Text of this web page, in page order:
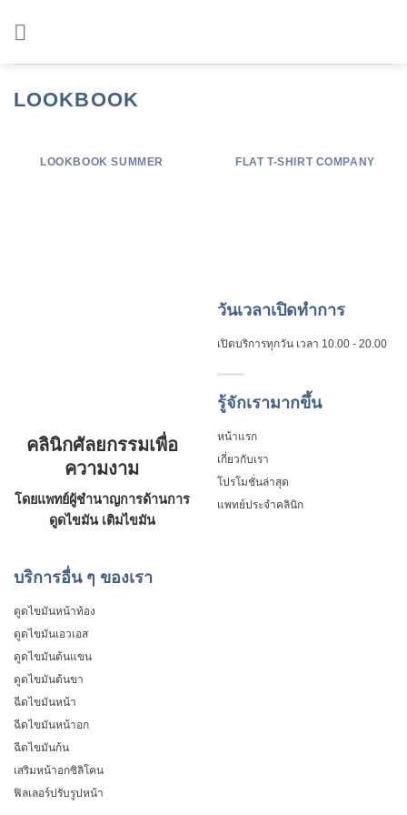
LOOKBOOK
LOOKBOOK SUMMER FLAT T-SHIRT COMPANY
คลินิกศัลยกรรมเพื่อ
ความงาม
โดยแพทย์ผู้ชำนาญการด้านการ
ดูดไขมัน เติมไขมัน
วันเวลาเปิดทำการ
เปิดบริการทุกวัน เวลา 10.00 - 20.00
รู้จักเรามากขึ้น
หน้าแรก
เกี่ยวกับเรา
โปรโมชั่นล่าสุด
แพทย์ประจำคลินิก
บริการอื่น ๆ ของเรา
ดูดไขมันหน้าท้อง
ดูดไขมันเอวเอส
ดูดไขมันต้นแขน
ดูดไขมันต้นขา
ฉีดไขมันหน้า
ฉีดไขมันหน้าอก
ฉีดไขมันก้น
เสริมหน้าอกซิลิโคน
ฟิลเลอร์ปรับรูปหน้า